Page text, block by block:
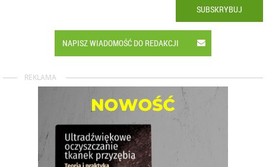
SUBSKRYBUJ
NAPISZ WIADOMOŚĆ DO REDAKCJI
REKLAMA